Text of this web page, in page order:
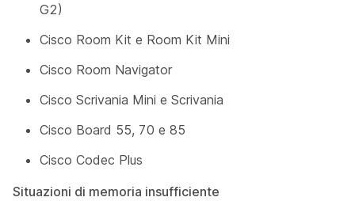
G2)
Cisco Room Kit e Room Kit Mini
Cisco Room Navigator
Cisco Scrivania Mini e Scrivania
Cisco Board 55, 70 e 85
Cisco Codec Plus
Situazioni di memoria insufficiente